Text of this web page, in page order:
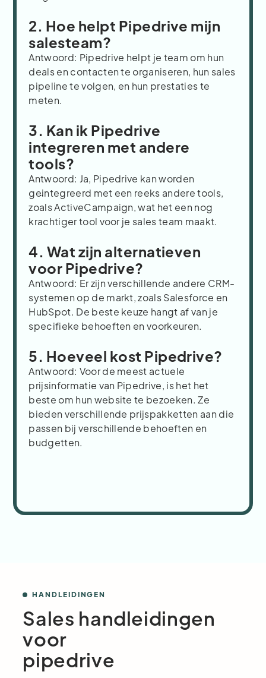
2. Hoe helpt Pipedrive mijn
salesteam?
Antwoord: Pipedrive helpt je team om hun
deals en contacten te organiseren, hun sales
pipeline te volgen, en hun prestaties te
meten.
3. Kan ik Pipedrive
integreren met andere
tools?
Antwoord: Ja, Pipedrive kan worden
geïntegreerd met een reeks andere tools,
zoals ActiveCampaign, wat het een nog
krachtiger tool voor je sales team maakt.
4. Wat zijn alternatieven
voor Pipedrive?
Antwoord: Er zijn verschillende andere CRM-
systemen op de markt, zoals Salesforce en
HubSpot. De beste keuze hangt af van je
specifieke behoeften en voorkeuren.
5. Hoeveel kost Pipedrive?
Antwoord: Voor de meest actuele
prijsinformatie van Pipedrive, is het het
beste om hun website te bezoeken. Ze
bieden verschillende prijspakketten aan die
passen bij verschillende behoeften en
budgetten.
HANDLEIDINGEN
Sales handleidingen
voor
pipedrive